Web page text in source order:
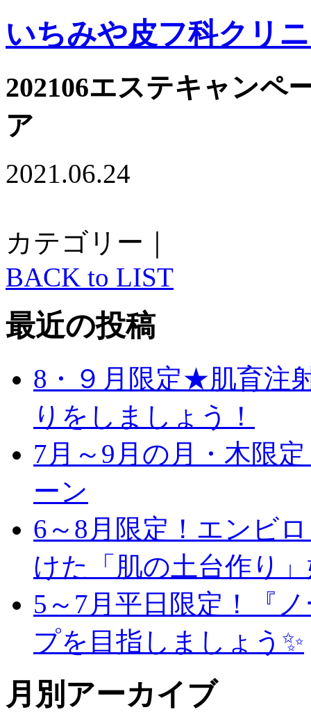
いちみや皮フ科クリ
202106エステキャンペ
ア
2021.06.24
カテゴリー｜
BACK to LIST
最近の投稿
8・９月限定★肌育注
りをしましょう！
7月～9月の月・木限
ーン
6～8月限定！エンビ
けた「肌の土台作り
5～7月平日限定！『
プを目指しましょう✨
月別アーカイブ